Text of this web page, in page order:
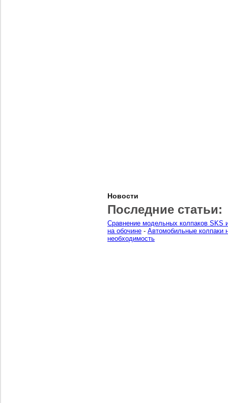
Новости
Последние статьи:
Сравнение модельных колпаков SKS
на обочине - Автомобильные колпаки
необходимость